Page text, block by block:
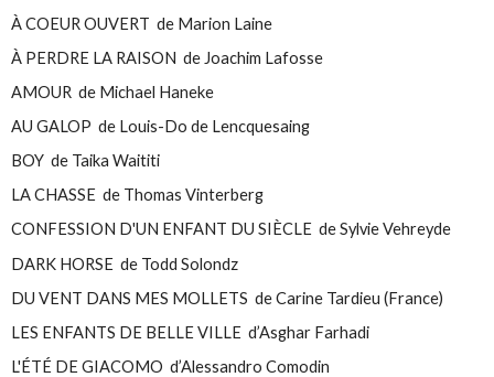
À COEUR OUVERT de Marion Laine
À PERDRE LA RAISON de Joachim Lafosse
AMOUR de Michael Haneke
AU GALOP de Louis-Do de Lencquesaing
BOY de Taika Waititi
LA CHASSE de Thomas Vinterberg
CONFESSION D'UN ENFANT DU SIÈCLE de Sylvie Vehreyde
DARK HORSE de Todd Solondz
DU VENT DANS MES MOLLETS de Carine Tardieu (France)
LES ENFANTS DE BELLE VILLE d’Asghar Farhadi
L'ÉTÉ DE GIACOMO d’Alessandro Comodin